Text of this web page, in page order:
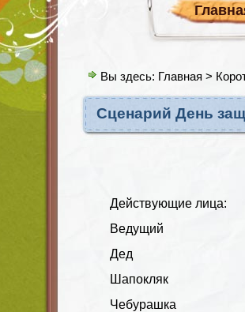
Вы здесь: Главная >
Сценарий День
Действующие лица:
Ведущий
Дед
Шапокляк
Чебурашка